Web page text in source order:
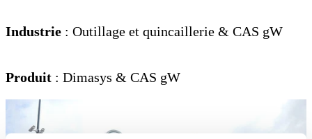
Industrie : Outillage et quincaillerie & CAS gW
Produit : Dimasys & CAS gW